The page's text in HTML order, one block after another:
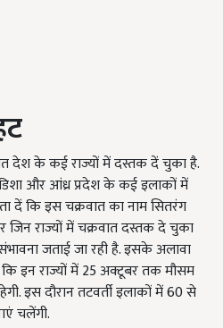
देश के कई राज्यों में दस्तक दें चुका है.
और आंध्र प्रदेश के कई इलाकों में
दें कि इस चक्रवात का नाम सितरंग
जिन राज्यों में चक्रवात दस्तक दे चुका
जताई जा रही है. इसके अलावा
इन राज्यों में 25 अक्टूबर तक मौसम
इस दौरान तटवर्ती इलाकों में 60 से
चलेंगी.